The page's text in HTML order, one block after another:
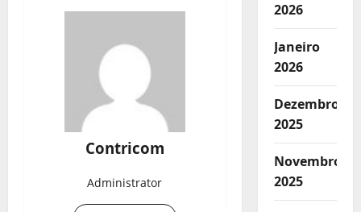
Contricom
Administrator
2026
Janeiro
2026
Dezembro
2025
Novembro
2025